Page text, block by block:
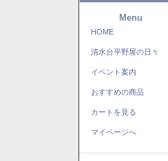
Menu
HOME
清水台平野屋の日々
イベント案内
おすすめの商品
カートを見る
マイページへ